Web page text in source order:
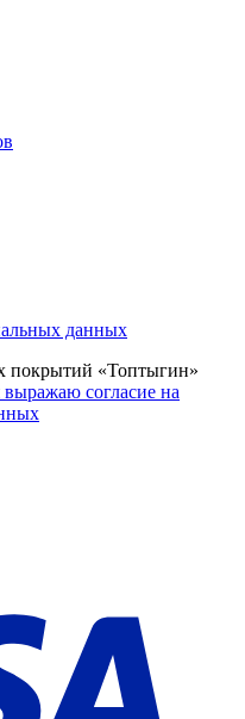
данных
покрытий «Топтыгин»
согласие на